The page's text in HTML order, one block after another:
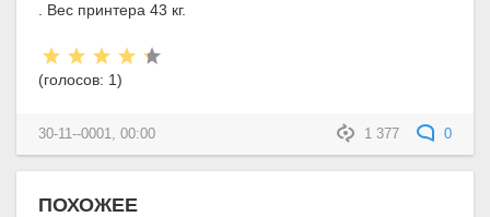
. Вес принтера 43 кг.
Рейтинг:
(голосов: 1)
1 377 0
30-11--0001, 00:00
ПОХОЖЕЕ